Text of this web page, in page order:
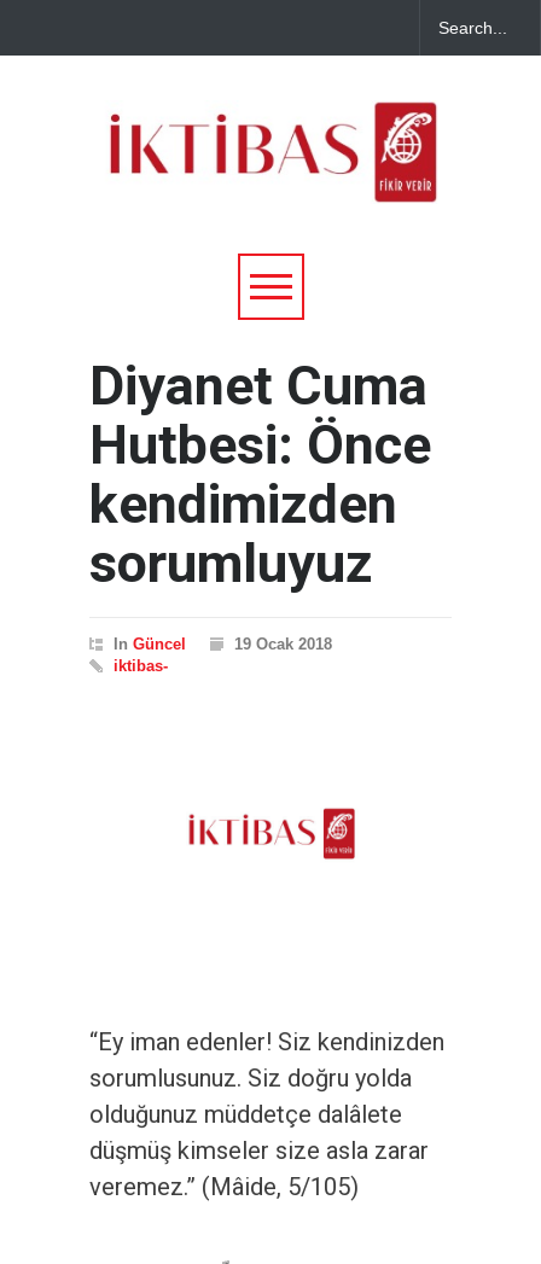
Diyanet Cuma
Hutbesi: Önce
kendimizden
sorumluyuz
In Güncel
19 Ocak 2018
iktibas-
“Ey iman edenler! Siz kendinizden
sorumlusunuz. Siz doğru yolda
olduğunuz müddetçe dalâlete
düşmüş kimseler size asla zarar
veremez.” (Mâide, 5/105)